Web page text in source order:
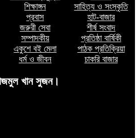
দক্ষিন আইচায় ‎বিভিন্ন পরিচয়ে বাড়িতে ঢুকে
প্রতারণার অভিযোগ, সতর্ক থাকার আহ্বান
পুলিশের
২৯ বছর ধরে নেই কমিটি, অব্যবস্থাপনায়
ধুঁকছে দক্ষিণ আইচা বাজার
কোস্ট গার্ডের অভিযানে লালমোহনে ৪৮ পিস
ইয়াবাসহ মাদক কারবারি আটক
শিক্ষাঙ্গন
সাহিত্য ও সংস্কৃতি
প্রবাস
হাট-বাজার
জরুরী সেবা
শীর্ষ সংবাদ
সম্পাদকীয়
প্রতিষ্ঠা বার্ষিকী
একুশে বই মেলা
পাঠক প্রতিক্রিয়া
ধর্ম ও জীবন চাকরি বাজার
খান সুজন।